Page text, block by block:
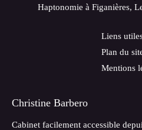
Haptonomie à Figanières,
Liens
Plan du
Mentions
Christine Barbero
Cabinet facilement accessible